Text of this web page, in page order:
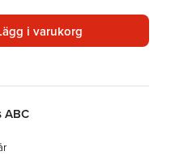
i varukorg
ABC